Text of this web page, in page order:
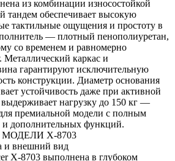
из комбинации износостойкой
тандем обеспечивает высокую
тактильные ощущения и простоту в
— плотный пенополиуретан,
со временем и равномерно
Металлический каркас и
гарантируют исключительную
конструкции. Диаметр основания
устойчивость даже при активной
нагрузку до 150 кг —
премиальной модели с полным
и дополнительных функций.
X-8703
внешний вид
8703 выполнена в глубоком